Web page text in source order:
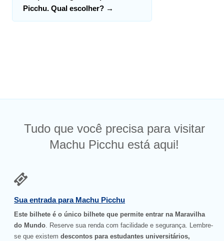
Picchu. Qual escolher? →
Tudo que você precisa para visitar
Machu Picchu está aqui!
Sua entrada para Machu Picchu
Este bilhete é o único bilhete que permite entrar na Maravilha
do Mundo . Reserve sua renda com facilidade e segurança. Lembre-
se que existemdescontos para estudantes universitários,